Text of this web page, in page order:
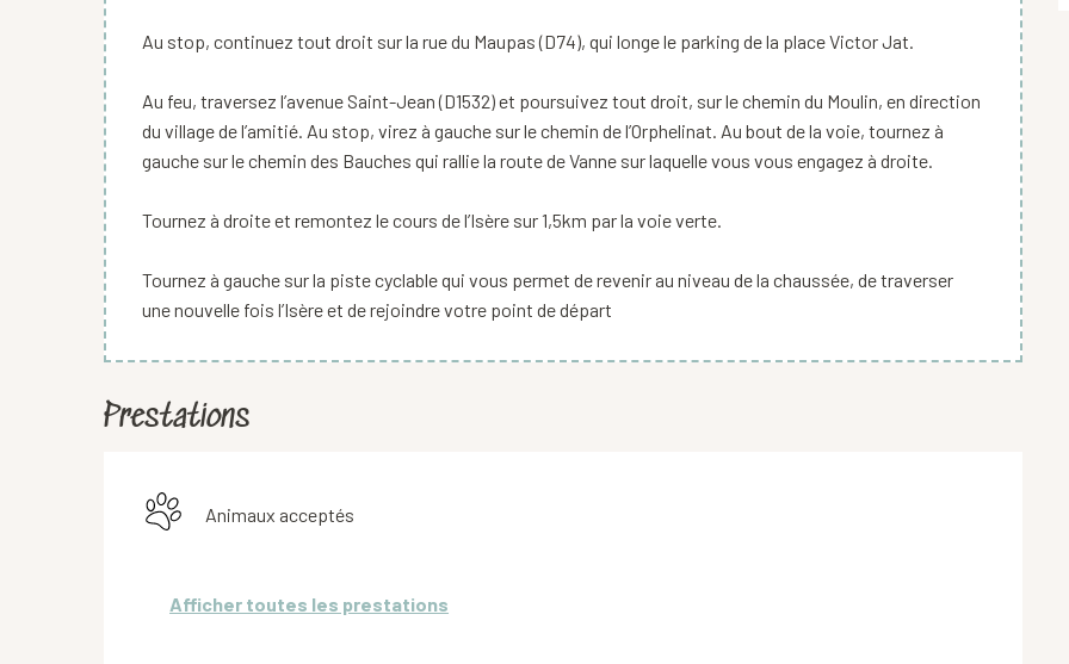
Au stop, continuez tout droit sur la rue du Maupas (D74), qui longe le parking de la place Victor Jat.
Au feu, traversez l’avenue Saint-Jean (D1532) et poursuivez tout droit, sur le chemin du Moulin, en direction
du village de l’amitié. Au stop, virez à gauche sur le chemin de l’Orphelinat. Au bout de la voie, tournez à
gauche sur le chemin des Bauches qui rallie la route de Vanne sur laquelle vous vous engagez à droite.
Tournez à droite et remontez le cours de l’Isère sur 1,5km par la voie verte.
Tournez à gauche sur la piste cyclable qui vous permet de revenir au niveau de la chaussée, de traverser
une nouvelle fois l’Isère et de rejoindre votre point de départ
Prestations
Animaux acceptés
Afficher toutes les prestations